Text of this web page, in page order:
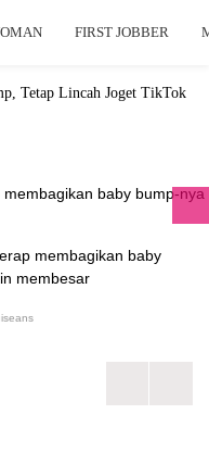
FIRST JOBBER
Tetap Lincah Joget TikTok
membagikan baby
membesar